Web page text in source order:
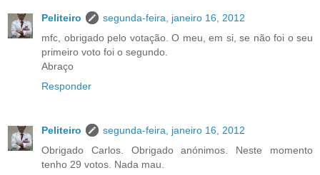
Peliteiro
segunda-feira, janeiro 16, 2012
mfc, obrigado pelo votação. O meu, em si, se não foi o seu
primeiro voto foi o segundo.
Abraço
Responder
Peliteiro
segunda-feira, janeiro 16, 2012
Obrigado Carlos. Obrigado anónimos. Neste momento
tenho 29 votos. Nada mau.